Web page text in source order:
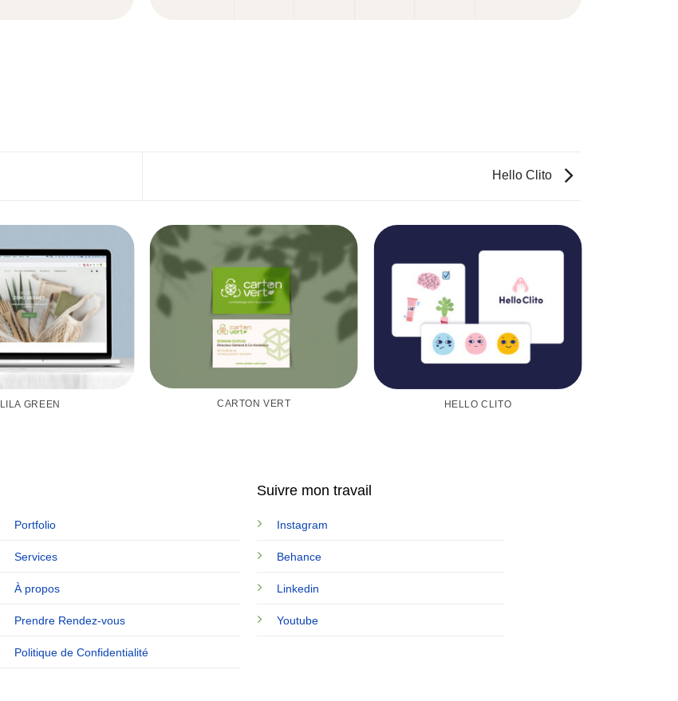
Hello Clito
LILA GREEN CARTON VERT HELLO CLITO
Portfolio
Services
À propos
Prendre Rendez-vous
Politique de Confidentialité
Suivre mon travail
Instagram
Behance
Linkedin
Youtube